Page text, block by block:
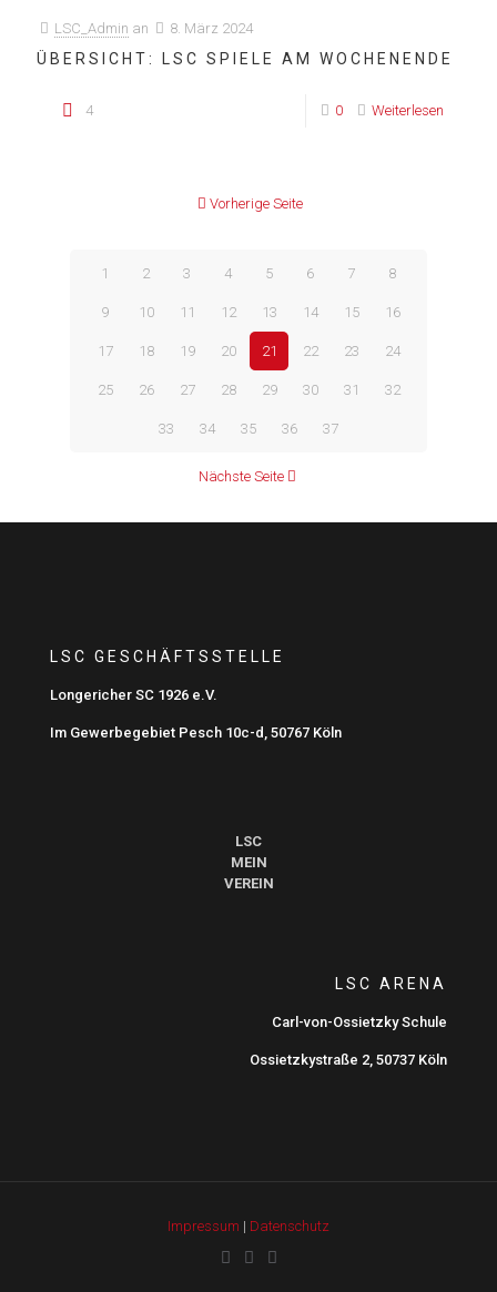
LSC_Admin an 8. März 2024
ÜBERSICHT: LSC SPIELE AM WOCHENENDE
4 0 Weiterlesen
Vorherige Seite
1 2 3 4 5 6 7 8
9 10 11 12 13 14 15 16
17 18 19 20 21 22 23 24
25 26 27 28 29 30 31 32
33 34 35 36 37
Nächste Seite
LSC GESCHÄFTSSTELLE
Longericher SC 1926 e.V.
Im Gewerbegebiet Pesch 10c-d, 50767 Köln
LSC
MEIN
VEREIN
LSC ARENA
Carl-von-Ossietzky Schule
Ossietzkystraße 2, 50737 Köln
Impressum | Datenschutz